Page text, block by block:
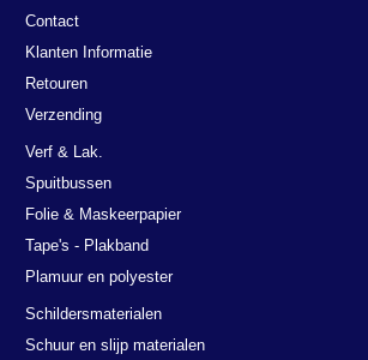
Contact
Klanten Informatie
Retouren
Verzending
Verf & Lak.
Spuitbussen
Folie & Maskeerpapier
Tape's - Plakband
Plamuur en polyester
Schildersmaterialen
Schuur en slijp materialen